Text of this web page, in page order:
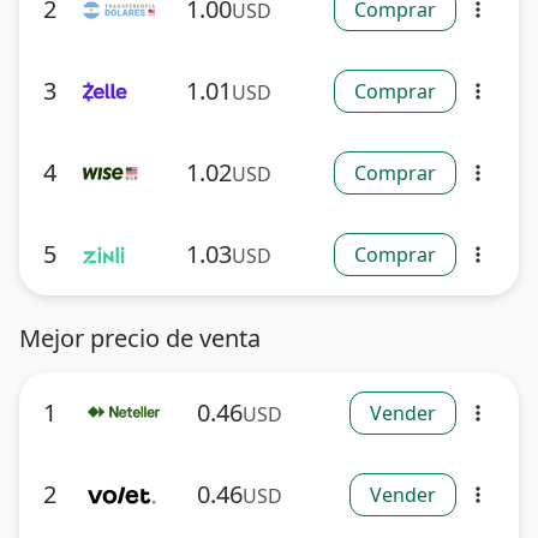
2 1.00USD Comprar more_vert
3 1.01 USD Comprar more_vert
4 1.02USD Comprar more_vert
5 1.03USD Comprar more_vert
Mejor precio de venta
1 0.46USD Vender more_vert
2 0.46USD Vender more_vert